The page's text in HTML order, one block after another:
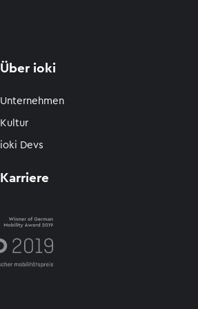
Über ioki
Unternehmen
Kultur
ioki Devs
Karriere